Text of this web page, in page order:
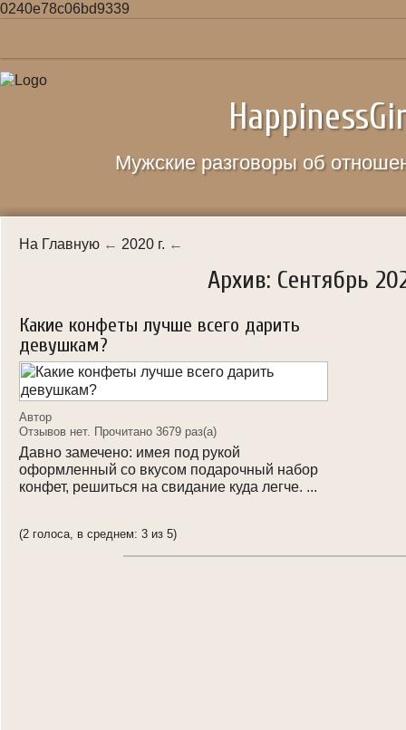
0240e78c06bd9339
Как соблазнять
Качество жизни
Отношения
Свидание
Мужские разговоры об
На Главную ← 2020 г. ←
Архив: Сентябрь
Какие конфеты лучше всего дарить
девушкам?
Автор
Отзывов нет. Прочитано 3679 раз(a)
Давно замечено: имея под рукой
оформленный со вкусом подарочный набор
конфет, решиться на свидание куда легче. ...
(2 голоса, в среднем: 3 из 5)